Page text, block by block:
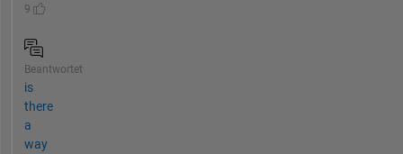
9
Beantwortet
is
there
a
way